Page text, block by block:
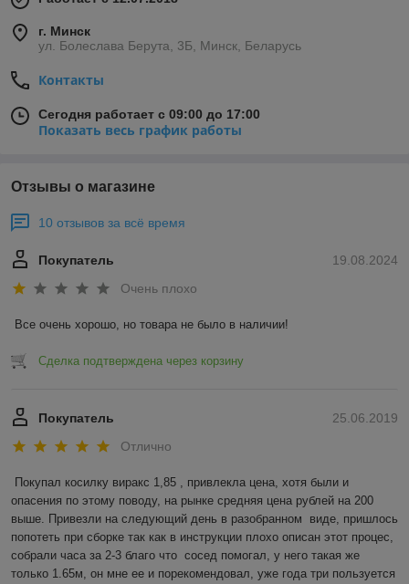
г. Минск
ул. Болеслава Берута, 3Б, Минск, Беларусь
Контакты
Сегодня работает с 09:00 до 17:00
Показать весь график работы
Отзывы о магазине
10 отзывов за всё время
19.08.2024
Покупатель
Очень плохо
Все очень хорошо, но товара не было в наличии!
Сделка подтверждена через корзину
25.06.2019
Покупатель
Отлично
Покупал косилку виракс 1,85 , привлекла цена, хотя были и
опасения по этому поводу, на рынке средняя цена рублей на 200
выше. Привезли на следующий день в разобранном  виде, пришлось
попотеть при сборке так как в инструкции плохо описан этот процес,
собрали часа за 2-3 благо что  сосед помогал, у него такая же
только 1.65м, он мне ее и порекомендовал, уже года три пользуется